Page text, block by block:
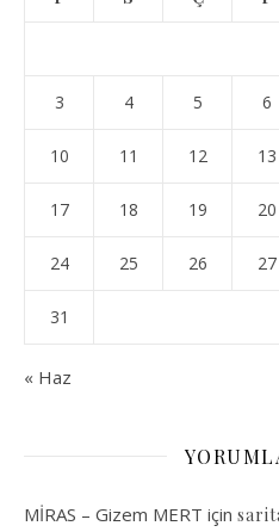
3 4 5 6
10 11 12 13
17 18 19 20
24 25 26 27
31
« Haz
MİRAS – Gizem MERT için